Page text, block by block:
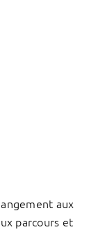
aux
parcours et